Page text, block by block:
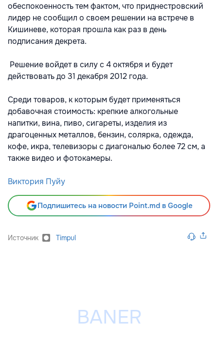
обеспокоенность тем фактом, что приднестровский
лидер не сообщил о своем решении на встрече в
Кишиневе, которая прошла как раз в день
подписания декрета.
Решение войдет в силу с 4 октября и будет
действовать до 31 декабря 2012 года.
Среди товаров, к которым будет применяться
добавочная стоимость: крепкие алкогольные
напитки, вина, пиво, сигареты, изделия из
драгоценных металлов, бензин, солярка, одежда,
кофе, икра, телевизоры с диагональю более 72 см, а
также видео и фотокамеры.
Виктория Пуйу
Подпишитесь на новости Point.md в Google
Источник Timpul